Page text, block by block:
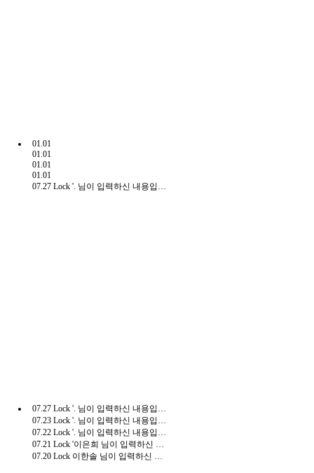
01.01
01.01
01.01
01.01
07.27 Lock '. 님이 입력하신 내용입니다.(수수료결제)'
07.27 Lock '. 님이 입력하신 내용입니다.(수수료결제)'
07.23 Lock '. 님이 입력하신 내용입니다.(수수료결제)'
07.22 Lock '. 님이 입력하신 내용입니다.(수수료결제)'
07.21 Lock '이은희 님이 입력하신 내용입니다.(수수료결제)'
07.20 Lock 이한솔 님이 입력하신 내용입니다.(부가세 신고)